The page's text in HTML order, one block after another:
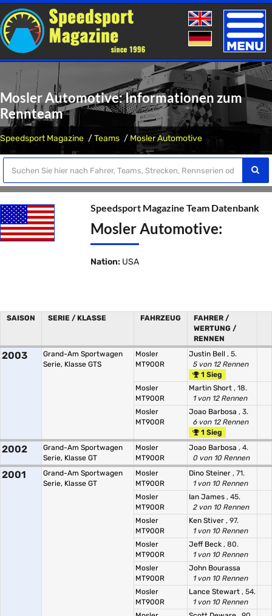
Toggle
Mosler Automotive: Informationen zum
Rennteam
Speedsport Magazine Teams Mosler Automotive
Speedsport Magazine Team Datenbank
Mosler Automotive:
Nation: USA
SAISON SERIE / KLASSE FAHRZEUG
FAHRER /
WERTUNG /
RENNEN
2003
Grand-Am Sportwagen
Serie, Klasse GTS
Mosler
MT900R
Justin Bell , 5.
5 von 12 Rennen
1 Sieg
Mosler
MT900R
Martin Short , 18.
1 von 12 Rennen
Mosler
MT900R
Joao Barbosa , 3.
6 von 12 Rennen
1 Sieg
2002
Grand-Am Sportwagen
Serie, Klasse GT
Mosler
MT900R
Joao Barbosa , 4.
0 von 10 Rennen
2001
Grand-Am Sportwagen
Serie, Klasse GT
Mosler
MT900R
Dino Steiner , 71.
1 von 10 Rennen
Mosler
MT900R
Ian James , 45.
2 von 10 Rennen
Mosler
MT900R
Ken Stiver , 97.
1 von 10 Rennen
Mosler
MT900R
Jeff Beck , 80.
1 von 10 Rennen
Mosler
MT900R
John Bourassa
1 von 10 Rennen
Mosler
MT900R
Lance Stewart , 54.
1 von 10 Rennen